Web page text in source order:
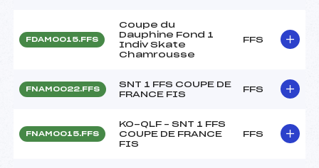
FDAM0015.FFS
Coupe du
Dauphine Fond 1
Indiv Skate
Chamrousse
FFS
FNAM0022.FFS
SNT 1 FFS COUPE DE
FRANCE FIS
FFS
FNAM0015.FFS
KO-QLF – SNT 1 FFS
COUPE DE FRANCE
FIS
FFS